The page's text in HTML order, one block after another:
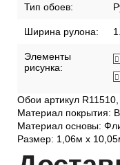
Тип обоев:
Ширина рулона:
Элементы
рисунка:
Обои артикул
Материал покрытия:
Материал основы:
Размер: 1,06м х